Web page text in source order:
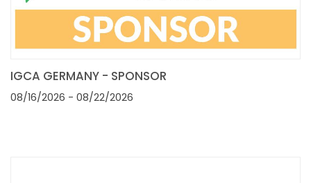
IGCA GERMANY - SPONSOR
08/16/2026 - 08/22/2026